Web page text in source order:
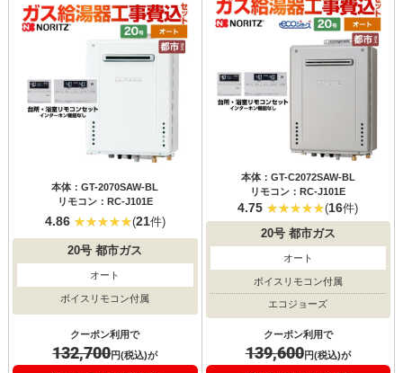
本体：GT-2070SAW-BL
リモコン：RC-J101E
4.86 (21件)
20号 都市ガス
オート
ボイスリモコン付属
クーポン利用で
132,700円(税込)が
本体：GT-C2072SAW-BL
リモコン：RC-J101E
4.75 (16件)
20号都市ガス
オート
ボイスリモコン付属
エコジョーズ
クーポン利用で
139,600円(税込)が